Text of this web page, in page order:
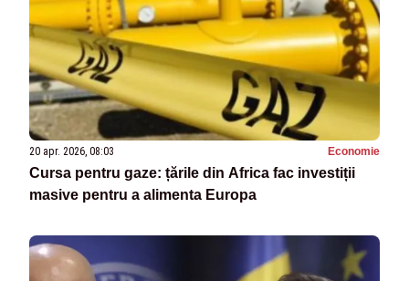
20 apr. 2026, 08:03 Economie
Cursa pentru gaze: țările din Africa fac investiții
masive pentru a alimenta Europa